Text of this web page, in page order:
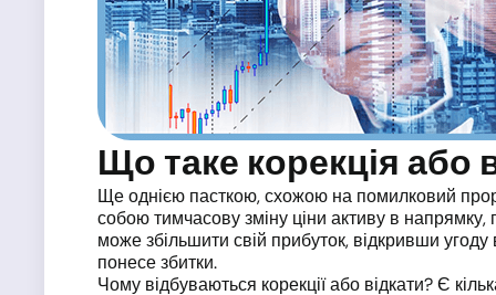
Що таке корекція або
Ще однією пасткою, схожою на помилковий
собою тимчасову зміну ціни активу в
може збільшити свій прибуток, відкривши угоду
понесе збитки.
Чому відбуваються корекції або відкати? Є